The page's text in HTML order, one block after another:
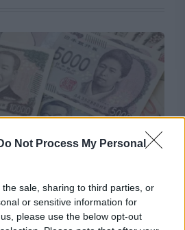
Not Process My Personal
sale, sharing to third parties, or
or sensitive information for
please use the below opt-out
și Europa. Washingtonul a
pentru a salva yenul